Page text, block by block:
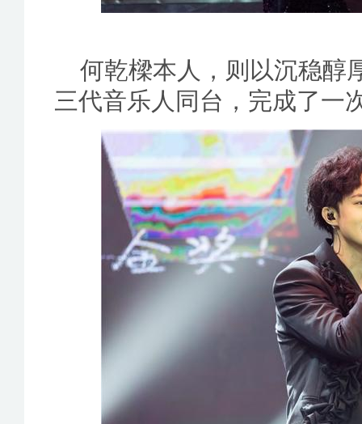
何乾樑本人，则以沉稳醇
三代音乐人同台，完成了一